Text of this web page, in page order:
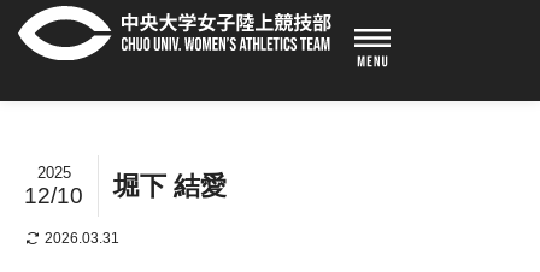
堀下 結愛
2025
12/10
2026.03.31